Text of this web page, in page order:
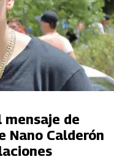
mensaje de
Nano Calderón